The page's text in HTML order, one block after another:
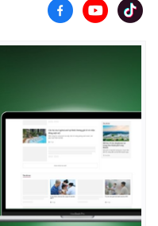
Infographic